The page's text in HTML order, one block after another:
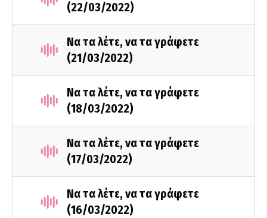
(22/03/2022)
Να τα λέτε, να τα γράφετε
(21/03/2022)
Να τα λέτε, να τα γράφετε
(18/03/2022)
Να τα λέτε, να τα γράφετε
(17/03/2022)
Να τα λέτε, να τα γράφετε
(16/03/2022)